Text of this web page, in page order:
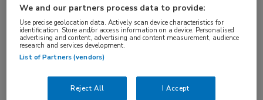
In een retrospectieve cohortstudie met meer dan
3,7 miljoen kinderen uit de VS en Canada, werd
een dosis-responsrelatie gevonden tussen de
cumulatieve stralingsdosis op het beenmerg en
het risico op hematologische maligniteiten.
We and our partners process data to provide:
Use precise geolocation data. Actively scan device characteristics for
identification. Store and/or access information on a device. Personalised
advertising and content, advertising and content measurement, audience
research and services development.
List of Partners (vendors)
Reject All I Accept